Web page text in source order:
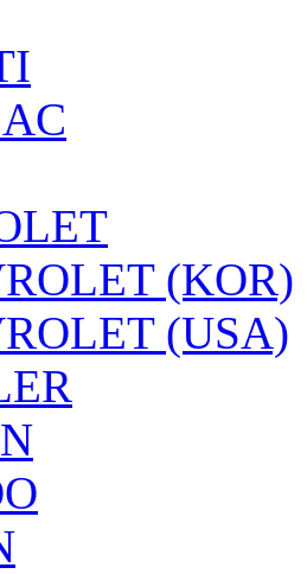
(KOR)
(USA)